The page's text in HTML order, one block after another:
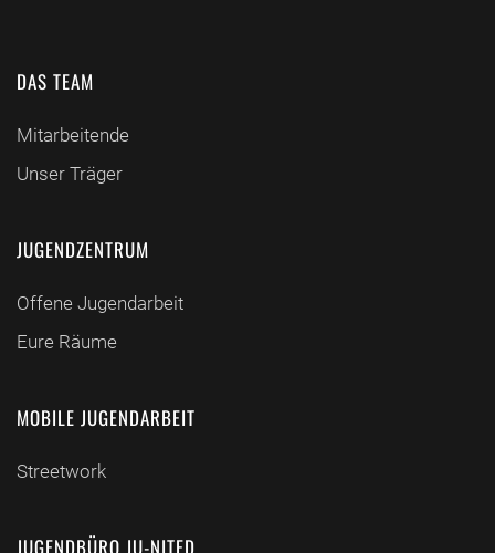
DAS TEAM
Mitarbeitende
Unser Träger
JUGENDZENTRUM
Offene Jugendarbeit
Eure Räume
MOBILE JUGENDARBEIT
Streetwork
JUGENDBÜRO JU-NITED